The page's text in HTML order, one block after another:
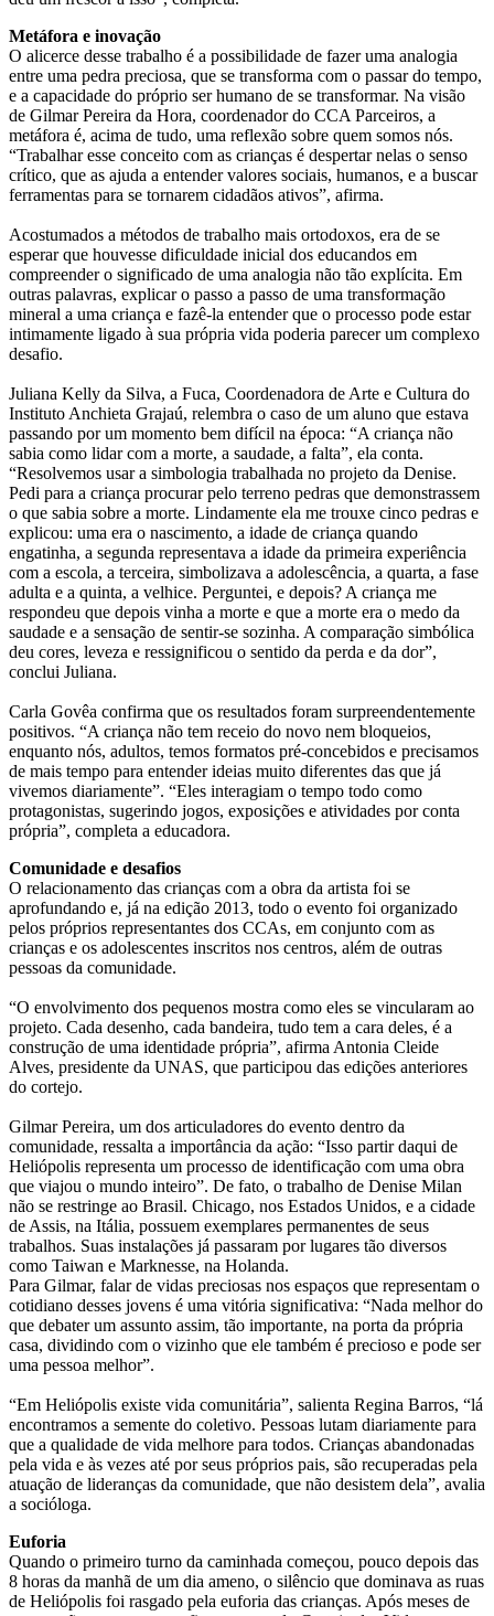
Metáfora e inovação
O alicerce desse trabalho é a possibilidade de fazer uma analogia
entre uma pedra preciosa, que se transforma com o passar do tempo,
e a capacidade do próprio ser humano de se transformar. Na visão
de Gilmar Pereira da Hora, coordenador do CCA Parceiros, a
metáfora é, acima de tudo, uma reflexão sobre quem somos nós.
“Trabalhar esse conceito com as crianças é despertar nelas o senso
crítico, que as ajuda a entender valores sociais, humanos, e a buscar
ferramentas para se tornarem cidadãos ativos”, afirma.
Acostumados a métodos de trabalho mais ortodoxos, era de se
esperar que houvesse dificuldade inicial dos educandos em
compreender o significado de uma analogia não tão explícita. Em
outras palavras, explicar o passo a passo de uma transformação
mineral a uma criança e fazê-la entender que o processo pode estar
intimamente ligado à sua própria vida poderia parecer um complexo
desafio.
Juliana Kelly da Silva, a Fuca, Coordenadora de Arte e Cultura do
Instituto Anchieta Grajaú, relembra o caso de um aluno que estava
passando por um momento bem difícil na época: “A criança não
sabia como lidar com a morte, a saudade, a falta”, ela conta.
“Resolvemos usar a simbologia trabalhada no projeto da Denise.
Pedi para a criança procurar pelo terreno pedras que demonstrassem
o que sabia sobre a morte. Lindamente ela me trouxe cinco pedras e
explicou: uma era o nascimento, a idade de criança quando
engatinha, a segunda representava a idade da primeira experiência
com a escola, a terceira, simbolizava a adolescência, a quarta, a fase
adulta e a quinta, a velhice. Perguntei, e depois? A criança me
respondeu que depois vinha a morte e que a morte era o medo da
saudade e a sensação de sentir-se sozinha. A comparação simbólica
deu cores, leveza e ressignificou o sentido da perda e da dor”,
conclui Juliana.
Carla Govêa confirma que os resultados foram surpreendentemente
positivos. “A criança não tem receio do novo nem bloqueios,
enquanto nós, adultos, temos formatos pré-concebidos e precisamos
de mais tempo para entender ideias muito diferentes das que já
vivemos diariamente”. “Eles interagiam o tempo todo como
protagonistas, sugerindo jogos, exposições e atividades por conta
própria”, completa a educadora.
Comunidade e desafios
O relacionamento das crianças com a obra da artista foi se
aprofundando e, já na edição 2013, todo o evento foi organizado
pelos próprios representantes dos CCAs, em conjunto com as
crianças e os adolescentes inscritos nos centros, além de outras
pessoas da comunidade.
“O envolvimento dos pequenos mostra como eles se vincularam ao
projeto. Cada desenho, cada bandeira, tudo tem a cara deles, é a
construção de uma identidade própria”, afirma Antonia Cleide
Alves, presidente da UNAS, que participou das edições anteriores
do cortejo.
Gilmar Pereira, um dos articuladores do evento dentro da
comunidade, ressalta a importância da ação: “Isso partir daqui de
Heliópolis representa um processo de identificação com uma obra
que viajou o mundo inteiro”. De fato, o trabalho de Denise Milan
não se restringe ao Brasil. Chicago, nos Estados Unidos, e a cidade
de Assis, na Itália, possuem exemplares permanentes de seus
trabalhos. Suas instalações já passaram por lugares tão diversos
como Taiwan e Marknesse, na Holanda.
Para Gilmar, falar de vidas preciosas nos espaços que representam o
cotidiano desses jovens é uma vitória significativa: “Nada melhor do
que debater um assunto assim, tão importante, na porta da própria
casa, dividindo com o vizinho que ele também é precioso e pode ser
uma pessoa melhor”.
“Em Heliópolis existe vida comunitária”, salienta Regina Barros, “lá
encontramos a semente do coletivo. Pessoas lutam diariamente para
que a qualidade de vida melhore para todos. Crianças abandonadas
pela vida e às vezes até por seus próprios pais, são recuperadas pela
atuação de lideranças da comunidade, que não desistem dela”, avalia
a socióloga.
Euforia
Quando o primeiro turno da caminhada começou, pouco depois das
8 horas da manhã de um dia ameno, o silêncio que dominava as ruas
de Heliópolis foi rasgado pela euforia das crianças. Após meses de